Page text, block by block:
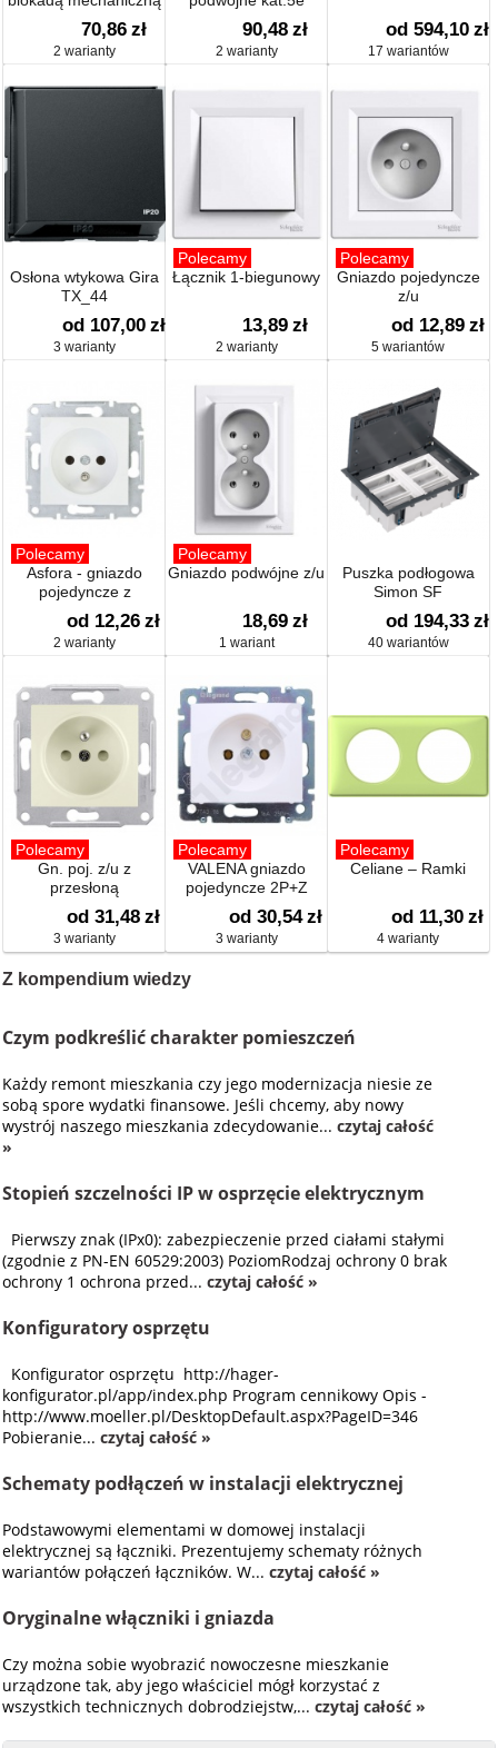
70,86 zł
2 warianty
90,48 zł
2 warianty
od 594,10 zł
17 wariantów
Osłona wtykowa Gira
TX_44
od 107,00 zł
3 warianty
Polecamy
Łącznik 1-biegunowy
13,89 zł
2 warianty
Polecamy
Gniazdo pojedyncze
z/u
od 12,89 zł
5 wariantów
Polecamy
Asfora - gniazdo
pojedyncze z
uziemieniem
od 12,26 zł
2 warianty
Polecamy
Gniazdo podwójne z/u
18,69 zł
1 wariant
Puszka podłogowa
Simon SF
od 194,33 zł
40 wariantów
Polecamy
Gn. poj. z/u z
przesłoną
od 31,48 zł
3 warianty
Polecamy
VALENA gniazdo
pojedyncze 2P+Z
od 30,54 zł
3 warianty
Polecamy
Celiane – Ramki
od 11,30 zł
4 warianty
Z kompendium wiedzy
Czym podkreślić charakter pomieszczeń
Każdy remont mieszkania czy jego modernizacja niesie ze
sobą spore wydatki finansowe. Jeśli chcemy, aby nowy
wystrój naszego mieszkania zdecydowanie...czytaj całość
»
Stopień szczelności IP w osprzęcie elektrycznym
Pierwszy znak (IPx0): zabezpieczenie przed ciałami stałymi
(zgodnie z PN-EN 60529:2003) PoziomRodzaj ochrony 0 brak
ochrony 1 ochrona przed...czytaj całość »
Konfiguratory osprzętu
Konfigurator osprzętu http://hager-
konfigurator.pl/app/index.php Program cennikowy Opis -
http://www.moeller.pl/DesktopDefault.aspx?PageID=346
Pobieranie...czytaj całość »
Schematy podłączeń w instalacji elektrycznej
Podstawowymi elementami w domowej instalacji
elektrycznej są łączniki. Prezentujemy schematy różnych
wariantów połączeń łączników. W...czytaj całość »
Oryginalne włączniki i gniazda
Czy można sobie wyobrazić nowoczesne mieszkanie
urządzone tak, aby jego właściciel mógł korzystać z
wszystkich technicznych dobrodziejstw,...czytaj całość »